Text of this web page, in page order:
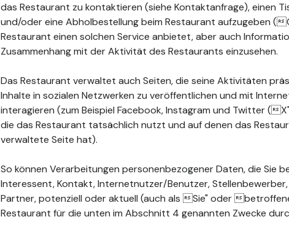
das Restaurant zu kontaktieren (siehe Kontaktanfrage), einen
und/oder eine Abholbestellung beim Restaurant aufzugeben (
Restaurant einen solchen Service anbietet, aber auch
Zusammenhang mit der Aktivität des Restaurants einzusehen.
Das Restaurant verwaltet auch Seiten, die seine Aktivitäten
Inhalte in sozialen Netzwerken zu veröffentlichen und mit
interagieren (zum Beispiel Facebook, Instagram und Twitter (
die das Restaurant tatsächlich nutzt und auf denen das
verwaltete Seite hat).
So können Verarbeitungen personenbezogener Daten, die Sie
Interessent, Kontakt, Internetnutzer/Benutzer,
Partner, potenziell oder aktuell (auch als Sie" oder
Restaurant für die unten im Abschnitt 4 genannten Zwecke